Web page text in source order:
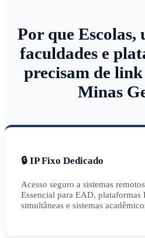
Por que Escolas,
faculdades e
precisam de
Minas
🔒 IP Fixo Dedicado
Acesso seguro a sistemas
Essencial para EAD,
simultâneas e sistemas